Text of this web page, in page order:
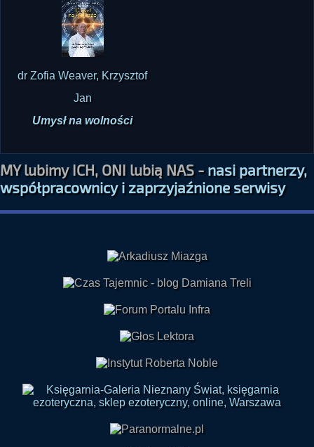
dr Zofia Weaver, Krzysztof
Jan
Umysł na wolności
MY lubimy ICH, ONI lubią NAS -nasi partnerzy,
współpracownicy i zaprzyjaźnione serwisy